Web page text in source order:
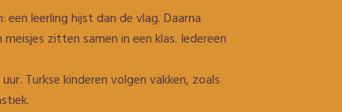
leerling hijst dan de vlag. Daarna
zitten samen in een klas. Iedereen
Turkse kinderen volgen vakken, zoals